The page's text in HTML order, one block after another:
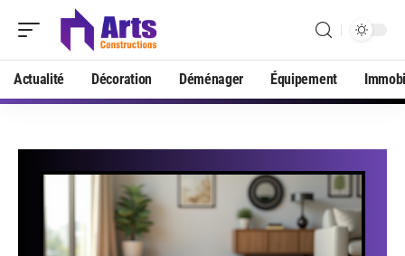
Actualité Décoration Déménager Équipement